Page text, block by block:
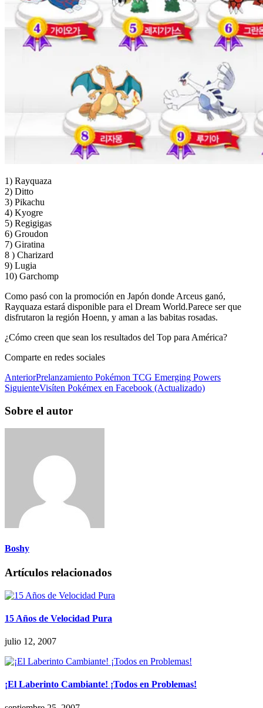
1) Rayquaza
2) Ditto
3) Pikachu
4) Kyogre
5) Regigigas
6) Groudon
7) Giratina
8 ) Charizard
9) Lugia
10) Garchomp
Como pasó con la promoción en Japón donde Arceus ganó,
Rayquaza estará disponible para el Dream World.Parece ser que
disfrutaron la región Hoenn, y aman a las babitas rosadas.
¿Cómo creen que sean los resultados del Top para América?
Comparte en redes sociales
AnteriorPrelanzamiento Pokémon TCG Emerging Powers
SiguienteVisíten Pokémex en Facebook (Actualizado)
Sobre el autor
Boshy
Artículos relacionados
15 Años de Velocidad Pura
julio 12, 2007
¡El Laberinto Cambiante! ¡Todos en Problemas!